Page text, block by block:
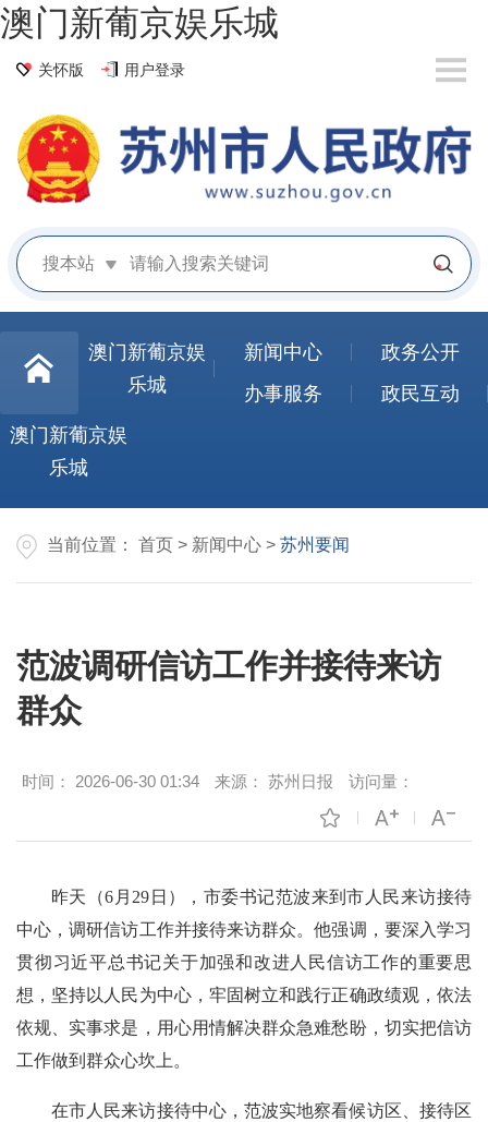
澳门新葡京娱乐城
关怀版 用户登录
搜本站
澳门新葡京娱
乐城
新闻中心
政务公开
办事服务
政民互动
澳门新葡京娱
乐城
当前位置： 首页 > 新闻中心 > 苏州要闻
范波调研信访工作并接待来访
群众
时间： 2026-06-30 01:34 来源： 苏州日报 访问量：
昨天（6月29日），市委书记范波来到市人民来访接待
中心，调研信访工作并接待来访群众。他强调，要深入学习
贯彻习近平总书记关于加强和改进人民信访工作的重要思
想，坚持以人民为中心，牢固树立和践行正确政绩观，依法
依规、实事求是，用心用情解决群众急难愁盼，切实把信访
工作做到群众心坎上。
在市人民来访接待中心，范波实地察看候访区、接待区